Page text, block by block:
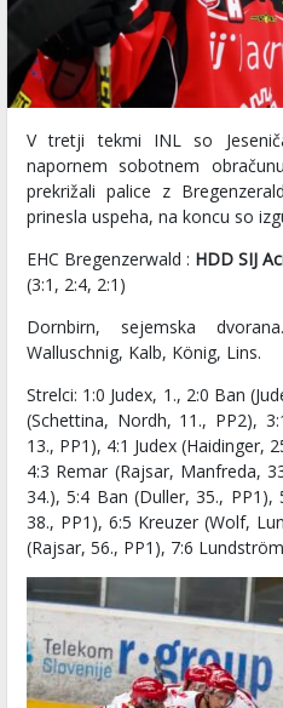
V tretji tekmi INL so
napornem sobotnem
prekrižali palice z
prinesla uspeha, na koncu so
EHC Bregenzerwald : HDD SIJ
(3:1, 2:4, 2:1)
Dornbirn, sejemska
Walluschnig, Kalb, König, Lins.
Strelci: 1:0 Judex, 1., 2:0 Ban
(Schettina, Nordh, 11., PP2),
13., PP1), 4:1 Judex (Haidinger,
4:3 Remar (Rajsar, Manfreda,
34.), 5:4 Ban (Duller, 35.,
38., PP1), 6:5 Kreuzer (Wolf,
(Rajsar, 56., PP1), 7:6